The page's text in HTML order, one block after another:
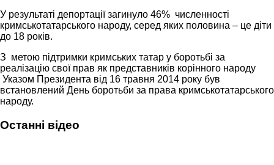
У результаті депортації загинуло 46% численності
кримськотатарського народу, серед яких половина – це діти
до 18 років.
З метою підтримки кримських татар у боротьбі за
реалізацію свої прав як представників корінного народу
Указом Президента від 16 травня 2014 року був
встановлений День боротьби за права кримськотатарського
народу.
Останні відео